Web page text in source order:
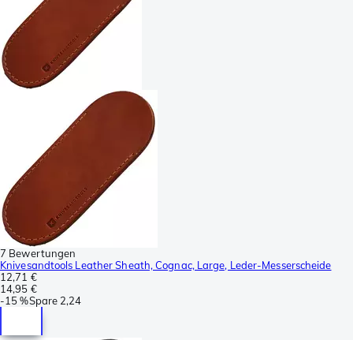
7 Bewertungen
Knivesandtools Leather Sheath, Cognac, Large, Leder-Messerscheide
12,71 €
14,95 €
-15 %Spare 2,24